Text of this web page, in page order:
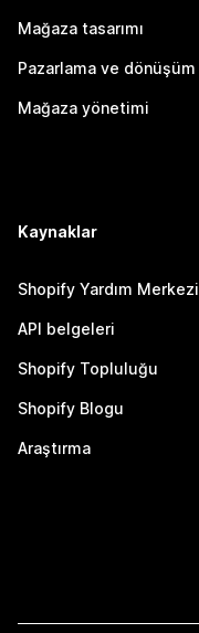
Mağaza tasarımı
Pazarlama ve dönüşüm
Mağaza yönetimi
Kaynaklar
Shopify Yardım Merkezi
API belgeleri
Shopify Topluluğu
Shopify Blogu
Araştırma